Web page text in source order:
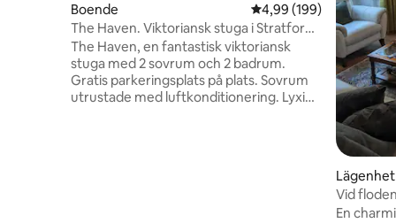
Boende 4,99 av 5 i
4,99 (199)
The Haven. Viktoriansk stuga i Stratford-
upon-Avon
The Haven, en fantastisk viktoriansk
stuga med 2 sovrum och 2 badrum.
Gratis parkeringsplats på plats. Sovrum
utrustade med luftkonditionering. Lyxigt
Lägenhet
Vid floden
En